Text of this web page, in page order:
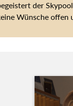
der
Wünsche offen